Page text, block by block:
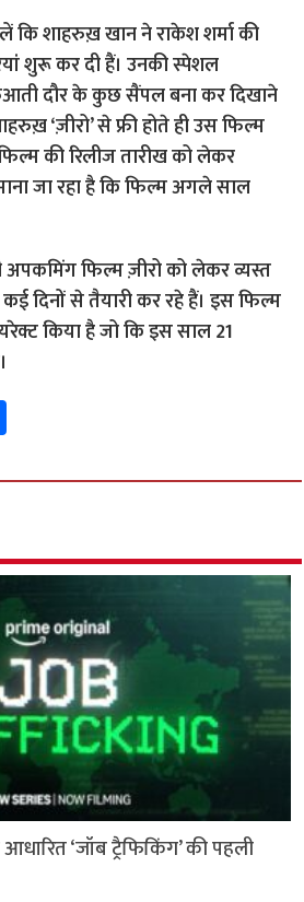
कि शाहरुख़ खान ने राकेश शर्मा की
शुरू कर दी हैं। उनकी स्पेशल
दौर के कुछ सैंपल बना कर दिखाने
‘ज़ीरो’ से फ्री होते ही उस फिल्म
की रिलीज तारीख को लेकर
जा रहा है कि फिल्म अगले साल
अपकमिंग फिल्म ज़ीरो को लेकर व्यस्त
दिनों से तैयारी कर रहे हैं। इस फिल्म
किया है जो कि इस साल 21
ar
‘जॉब ट्रैफिकिंग’ की पहली